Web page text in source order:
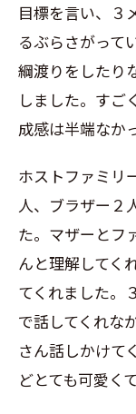
目標を言い、３
るぶらさがって
綱渡りをしたり
しました。すご
成感は半端なか
ホストファミリ
人、ブラザー２
た。マザーとフ
んと理解してく
てくれました。
で話してくれな
さん話しかけて
どとても可愛く